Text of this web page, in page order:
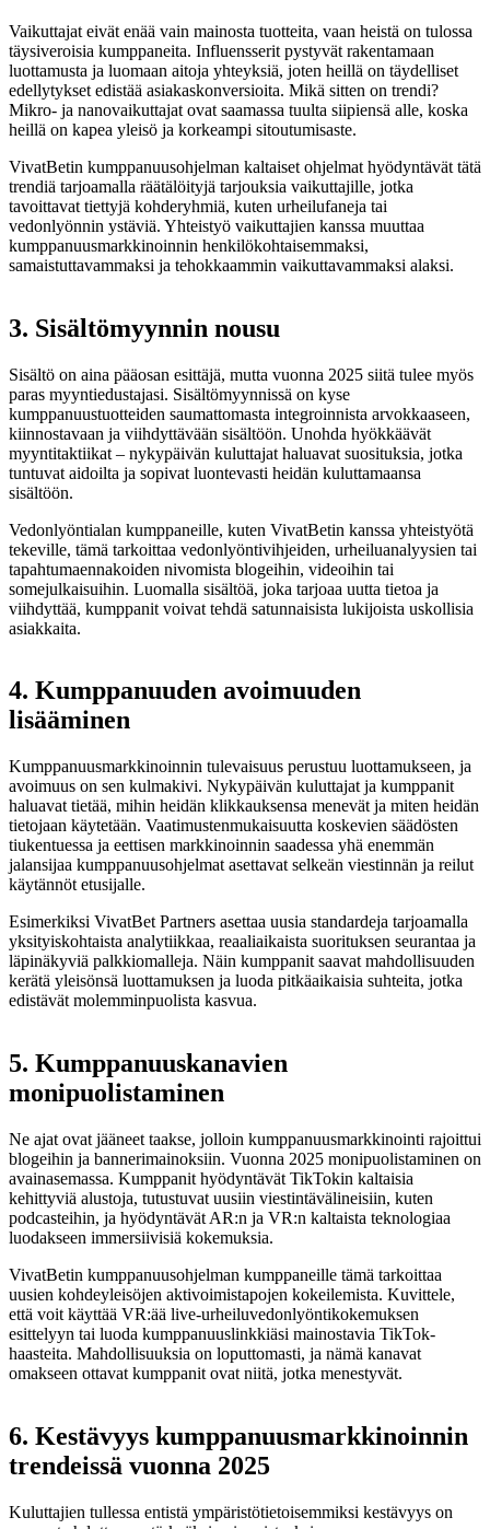
Vaikuttajat eivät enää vain mainosta tuotteita, vaan heistä on tulossa
täysiveroisia kumppaneita. Influensserit pystyvät rakentamaan
luottamusta ja luomaan aitoja yhteyksiä, joten heillä on täydelliset
edellytykset edistää asiakaskonversioita. Mikä sitten on trendi?
Mikro- ja nanovaikuttajat ovat saamassa tuulta siipiensä alle, koska
heillä on kapea yleisö ja korkeampi sitoutumisaste.
VivatBetin kumppanuusohjelman kaltaiset ohjelmat hyödyntävät tätä
trendiä tarjoamalla räätälöityjä tarjouksia vaikuttajille, jotka
tavoittavat tiettyjä kohderyhmiä, kuten urheilufaneja tai
vedonlyönnin ystäviä. Yhteistyö vaikuttajien kanssa muuttaa
kumppanuusmarkkinoinnin henkilökohtaisemmaksi,
samaistuttavammaksi ja tehokkaammin vaikuttavammaksi alaksi.
3. Sisältömyynnin nousu
Sisältö on aina pääosan esittäjä, mutta vuonna 2025 siitä tulee myös
paras myyntiedustajasi. Sisältömyynnissä on kyse
kumppanuustuotteiden saumattomasta integroinnista arvokkaaseen,
kiinnostavaan ja viihdyttävään sisältöön. Unohda hyökkäävät
myyntitaktiikat – nykypäivän kuluttajat haluavat suosituksia, jotka
tuntuvat aidoilta ja sopivat luontevasti heidän kuluttamaansa
sisältöön.
Vedonlyöntialan kumppaneille, kuten VivatBetin kanssa yhteistyötä
tekeville, tämä tarkoittaa vedonlyöntivihjeiden, urheiluanalyysien tai
tapahtumaennakoiden nivomista blogeihin, videoihin tai
somejulkaisuihin. Luomalla sisältöä, joka tarjoaa uutta tietoa ja
viihdyttää, kumppanit voivat tehdä satunnaisista lukijoista uskollisia
asiakkaita.
4. Kumppanuuden avoimuuden
lisääminen
Kumppanuusmarkkinoinnin tulevaisuus perustuu luottamukseen, ja
avoimuus on sen kulmakivi. Nykypäivän kuluttajat ja kumppanit
haluavat tietää, mihin heidän klikkauksensa menevät ja miten heidän
tietojaan käytetään. Vaatimustenmukaisuutta koskevien säädösten
tiukentuessa ja eettisen markkinoinnin saadessa yhä enemmän
jalansijaa kumppanuusohjelmat asettavat selkeän viestinnän ja reilut
käytännöt etusijalle.
Esimerkiksi VivatBet Partners asettaa uusia standardeja tarjoamalla
yksityiskohtaista analytiikkaa, reaaliaikaista suorituksen seurantaa ja
läpinäkyviä palkkiomalleja. Näin kumppanit saavat mahdollisuuden
kerätä yleisönsä luottamuksen ja luoda pitkäaikaisia suhteita, jotka
edistävät molemminpuolista kasvua.
5. Kumppanuuskanavien
monipuolistaminen
Ne ajat ovat jääneet taakse, jolloin kumppanuusmarkkinointi rajoittui
blogeihin ja bannerimainoksiin. Vuonna 2025 monipuolistaminen on
avainasemassa. Kumppanit hyödyntävät TikTokin kaltaisia
kehittyviä alustoja, tutustuvat uusiin viestintävälineisiin, kuten
podcasteihin, ja hyödyntävät AR:n ja VR:n kaltaista teknologiaa
luodakseen immersiivisiä kokemuksia.
VivatBetin kumppanuusohjelman kumppaneille tämä tarkoittaa
uusien kohdeyleisöjen aktivoimistapojen kokeilemista. Kuvittele,
että voit käyttää VR:ää live-urheiluvedonlyöntikokemuksen
esittelyyn tai luoda kumppanuuslinkkiäsi mainostavia TikTok-
haasteita. Mahdollisuuksia on loputtomasti, ja nämä kanavat
omakseen ottavat kumppanit ovat niitä, jotka menestyvät.
6. Kestävyys kumppanuusmarkkinoinnin
trendeissä vuonna 2025
Kuluttajien tullessa entistä ympäristötietoisemmiksi kestävyys on